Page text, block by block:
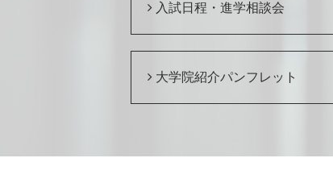
入試日程・進学相談会
大学院紹介パンフレット